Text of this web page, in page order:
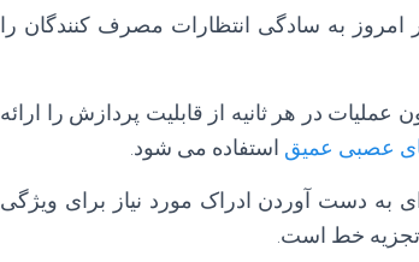
امروز به سادگی انتظارات مصرف کنندگان را
بالا، که 30 تریلیون عملیات در هر ثانیه از قابلیت پردازش را ارائه
عصبی عمیق استفاده می شود.
دست آوردن ادراک مورد نیاز برای ویژگی